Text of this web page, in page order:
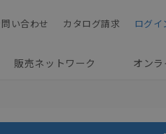
ログ
カタログ請求
い合わせ
販売ネットワーク オン